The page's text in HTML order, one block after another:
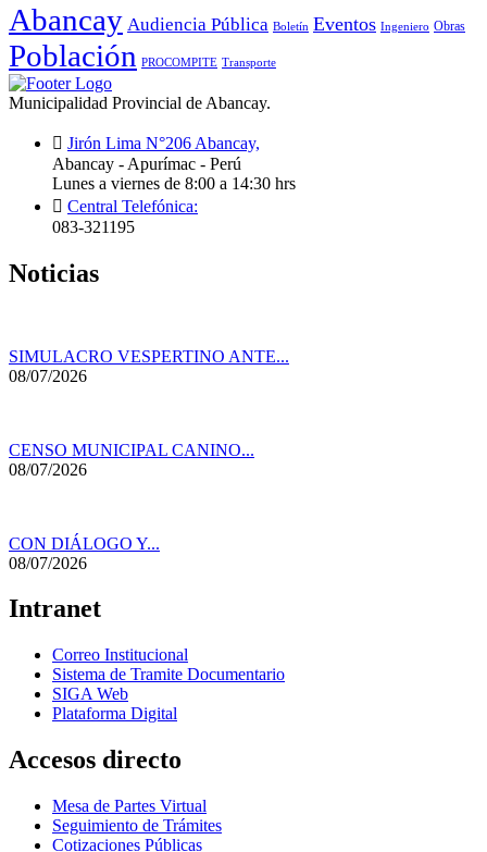
Abancay Audiencia Pública Boletín Eventos Ingeniero Obras
Población PROCOMPITE Transporte
Municipalidad Provincial de Abancay.
Jirón Lima N°206 Abancay,
Abancay - Apurímac - Perú
Lunes a viernes de 8:00 a 14:30 hrs
Central Telefónica:
083-321195
Noticias
SIMULACRO VESPERTINO ANTE...
08/07/2026
CENSO MUNICIPAL CANINO...
08/07/2026
CON DIÁLOGO Y...
08/07/2026
Intranet
Correo Institucional
Sistema de Tramite Documentario
SIGA Web
Plataforma Digital
Accesos directo
Mesa de Partes Virtual
Seguimiento de Trámites
Cotizaciones Públicas